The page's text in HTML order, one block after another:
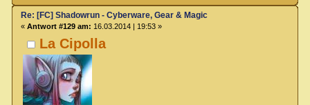
La Cipolla
Re: [FC] Shadowrun - Cyberware, Gear & Magic
« Antwort #129 am: 16.03.2014 | 19:53 »